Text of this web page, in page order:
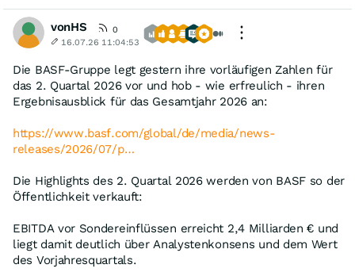
vonHS
0
16.07.26 11:04:53
Die BASF-Gruppe legt gestern ihre vorläufigen Zahlen für
das 2. Quartal 2026 vor und hob - wie erfreulich - ihren
Ergebnisausblick für das Gesamtjahr 2026 an:
https://www.basf.com/global/de/media/news-
releases/2026/07/p…
Die Highlights des 2. Quartal 2026 werden von BASF so der
Öffentlichkeit verkauft:
EBITDA vor Sondereinflüssen erreicht 2,4 Milliarden € und
liegt damit deutlich über Analystenkonsens und dem Wert
des Vorjahresquartals.